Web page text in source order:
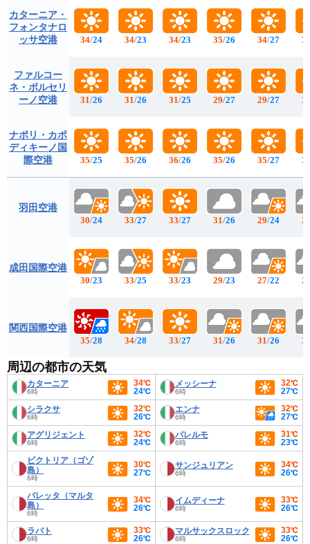
カターニア・
フォンタナロ
ッサ空港
ファルコー
ネ・ボルセリ
ーノ空港
ナポリ・カポ
ディキーノ国
際空港
羽田空港
成田国際空港
関西国際空港
34/24
31/26
35/25
30/24
30/23
35/28
34/23
31/26
35/26
33/27
33/25
34/28
34/23
31/25
36/26
33/27
33/23
33/27
35/26
29/27
35/26
31/26
29/23
31/26
34/27
29/27
35/27
29/24
27/22
31/26
周辺の都市の天気
カターニア
6時
34℃
24℃
メッシーナ
6時
32℃
27℃
シラクサ
6時
32℃
26℃
エンナ
6時
32℃
27℃
アグリジェント
6時
32℃
24℃
パレルモ
6時
31℃
23℃
ビクトリア（ゴゾ
島）
6時
30℃
27℃
サンジュリアン
6時
34℃
26℃
バレッタ（マルタ
島）
6時
34℃
26℃
イムディーナ
6時
33℃
26℃
ラバト
6時
33℃
26℃
マルサックスロック
6時
33℃
26℃